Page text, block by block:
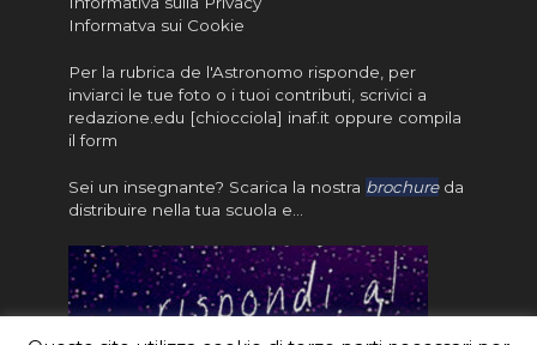
Informatva sui Cookie
Per la rubrica de l'Astronomo risponde, per
inviarci le tue foto o i tuoi contributi, scrivici a
redazione.edu [chiocciola] inaf.it oppure compila
il form
Sei un insegnante? Scarica la nostra brochureda
distribuire nella tua scuola e…